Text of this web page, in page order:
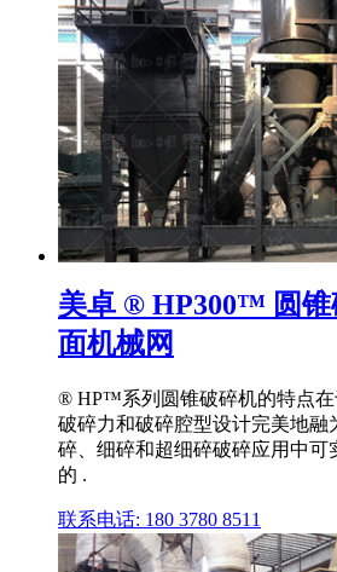
美卓 ® HP300™ 圆锥
面机械网
® HP™系列圆锥破碎机的特点在
破碎力和破碎腔型设计完美地融
碎、细碎和超细碎破碎应用中可
的 .
联系电话: 180 3780 8511